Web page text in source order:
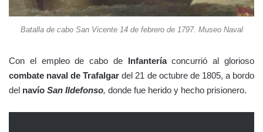
Batalla de cabo San Vicente 14 de febrero de 1797. Museo Naval
Con el empleo de cabo deInfanteríaconcurrió al glorioso
combate naval de Trafalgar del 21 de octubre de 1805, a bordo
del navío San Ildefonso, donde fue herido y hecho prisionero.